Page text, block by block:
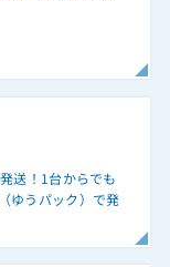
送！1台からでも
ゆうパック）で発